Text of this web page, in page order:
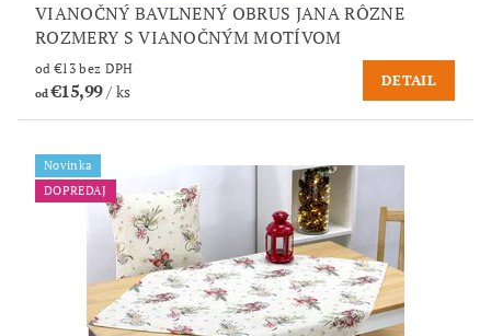
VIANOČNÝ BAVLNENÝ OBRUS JANA RÔZNE
ROZMERY S VIANOČNÝM MOTÍVOM
od €13 bez DPH
od€15,99/ ks
DETAIL
Novinka
DOPREDAJ